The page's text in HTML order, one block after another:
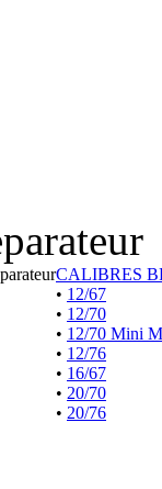
CALIBRES
• 12/67
• 12/70
• 12/70 Mini
• 12/76
• 16/67
• 20/70
• 20/76